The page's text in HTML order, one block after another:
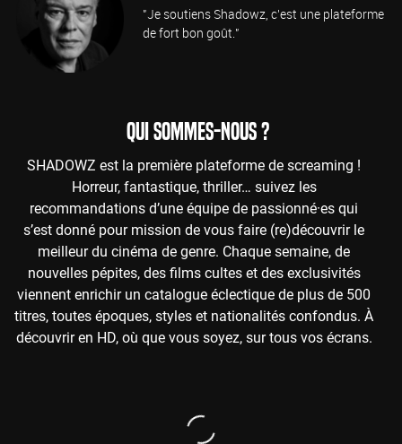
"Je soutiens Shadowz, c'est une plateforme
de fort bon goût."
QUI SOMMES-NOUS ?
SHADOWZ est la première plateforme de screaming !
Horreur, fantastique, thriller… suivez les
recommandations d’une équipe de passionné·es qui
s’est donné pour mission de vous faire (re)découvrir le
meilleur du cinéma de genre. Chaque semaine, de
nouvelles pépites, des films cultes et des exclusivités
viennent enrichir un catalogue éclectique de plus de 500
titres, toutes époques, styles et nationalités confondus. À
découvrir en HD, où que vous soyez, sur tous vos écrans.